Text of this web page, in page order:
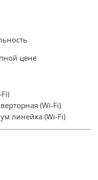
цене
(Wi-Fi)
линейка (Wi-Fi)